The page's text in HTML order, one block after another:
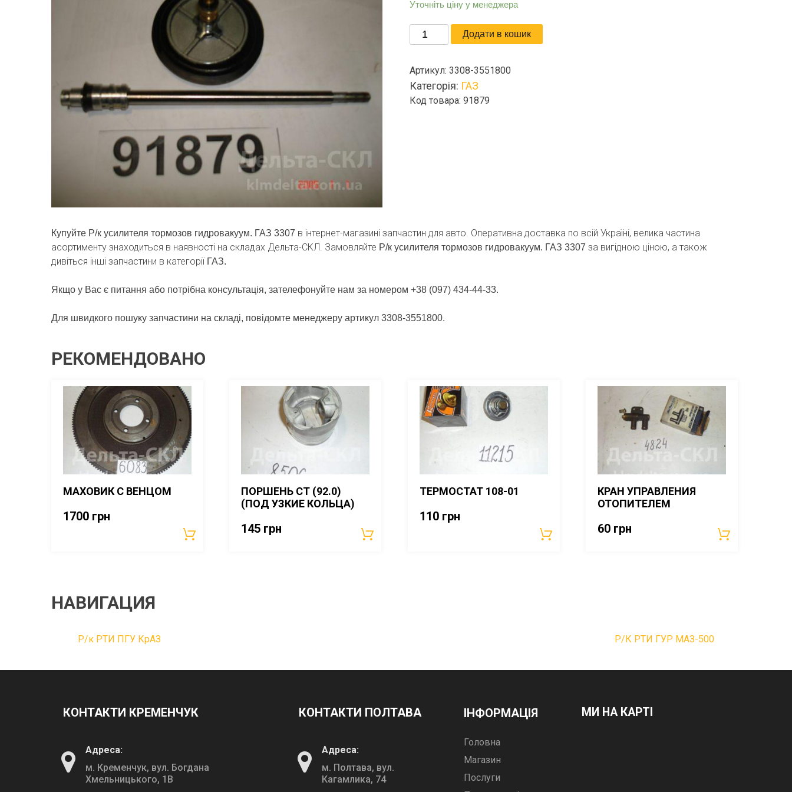
Уточніть ціну у менеджера
к
тормозов
гидровакуум.
ГАЗ
Додати в кошик
Артикул:3308-3551800
Категорія: ГАЗ
Код товара: 91879
Купуйте Р/к усилителя тормозов гидровакуум. ГАЗ 3307 в інтернет-магазині запчастин для авто. Оперативна доставка по всій Україні, велика частина
асортименту знаходиться в наявності на складах Дельта-СКЛ. Замовляйте Р/к усилителя тормозов гидровакуум. ГАЗ 3307 за вигідною ціною, а також
дивіться інші запчастини в категоріїГАЗ.
Якщо у Вас є питання або потрібна консультація, зателефонуйте нам за номером +38 (097) 434-44-33.
Для швидкого пошуку запчастини на складі, повідомте менеджеру артикул 3308-3551800.
РЕКОМЕНДОВАНО
МАХОВИК С ВЕНЦОМ
1700 грн
ПОРШЕНЬ СТ (92.0)
(ПОД УЗКИЕ КОЛЬЦА)
145 грн
ТЕРМОСТАТ 108-01
110 грн
КРАН УПРАВЛЕНИЯ
ОТОПИТЕЛЕМ
60 грн
НАВИГАЦИЯ
Р/к РТИ ПГУ КрАЗ Р/К РТИ ГУР МАЗ-500
КОНТАКТИ КРЕМЕНЧУК
Адреса:
м. Кременчук, вул. Богдана
Хмельницького, 1В
КОНТАКТИ ПОЛТАВА
Адреса:
м. Полтава, вул.
Кагамлика, 74
ІНФОРМАЦІЯ
Головна
Магазин
Послуги
МИ НА КАРТІ